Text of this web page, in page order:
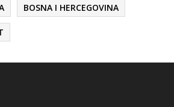
BOSNA I HERCEGOVINA